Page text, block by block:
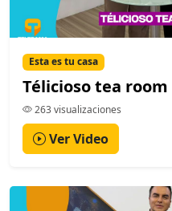
Esta es tu casa
Télicioso tea room
263 visualizaciones
Ver Video